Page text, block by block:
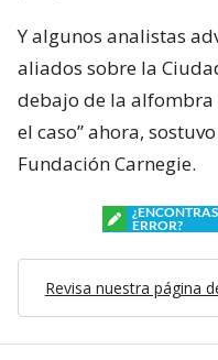
Y algunos analistas
aliados sobre la
debajo de la alfombra
el caso” ahora,
Fundación Carnegie.
ERROR?
Revisa nuestra página